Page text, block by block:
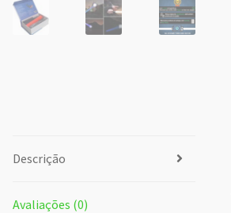
Descrição
Avaliações (0)